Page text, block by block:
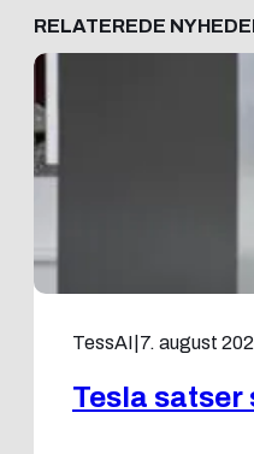
RELATEREDE
TessAI 7. august
Tesla